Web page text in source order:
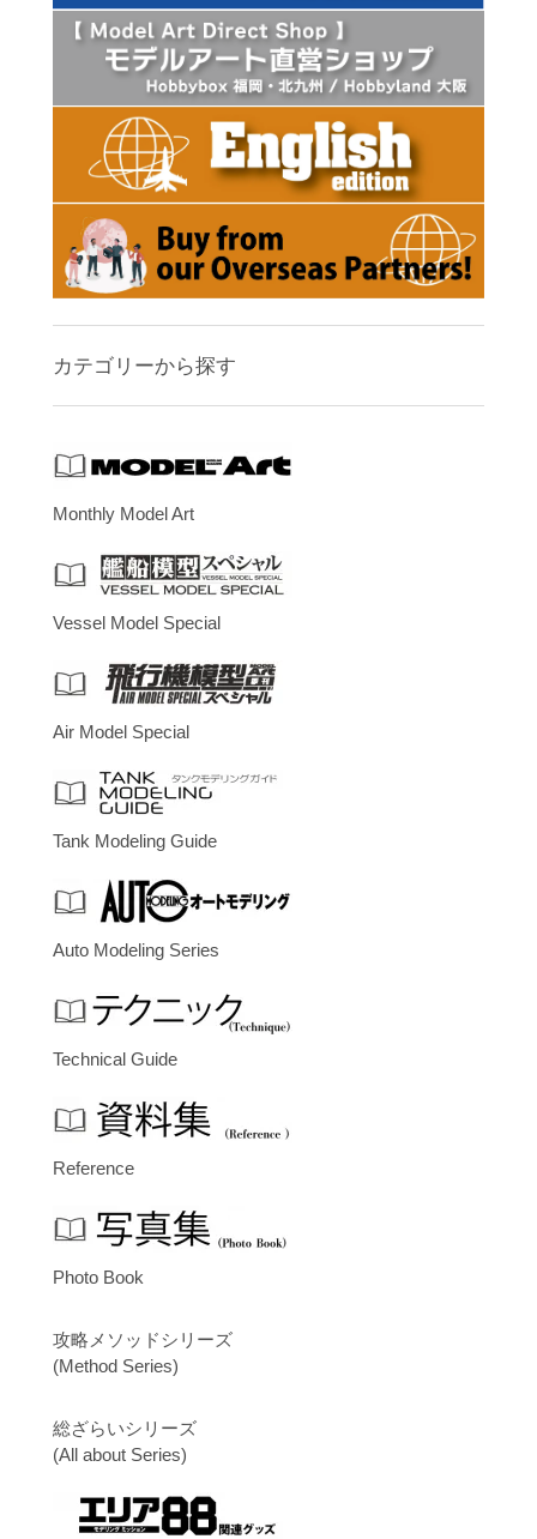
カテゴリーから探す
Monthly Model Art
Vessel Model Special
Air Model Special
Tank Modeling Guide
Auto Modeling Series
Technical Guide
Reference
Photo Book
攻略メソッドシリーズ
(Method Series)
総ざらいシリーズ
(All about Series)